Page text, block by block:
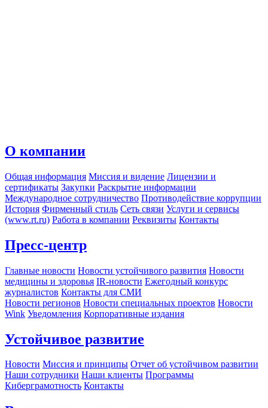
О компании
Общая информация Миссия и видение Лицензии и
сертификаты Закупки Раскрытие информации
Международное сотрудничество Противодействие коррупции
История Фирменный стиль Сеть связи Услуги и сервисы
(www.rt.ru) Работа в компании Реквизиты Контакты
Пресс-центр
Главные новости Новости устойчивого развития Новости
медицины и здоровья IR-новости Ежегодный конкурс
журналистов Контакты для СМИ
Новости регионов Новости специальных проектов Новости
Wink Уведомления Корпоративные издания
Устойчивое развитие
Новости Миссия и принципы Отчет об устойчивом развитии
Наши сотрудники Наши клиенты Программы
Киберграмотность Контакты